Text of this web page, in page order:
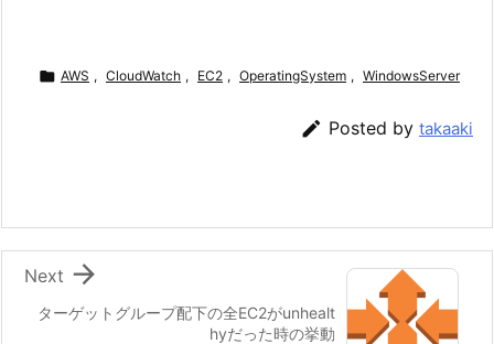
 AWS , CloudWatch , EC2 , OperatingSystem , WindowsServer
 Posted by takaaki
ターゲットグループ配下の全EC2がunhealt
hyだった時の挙動

Next